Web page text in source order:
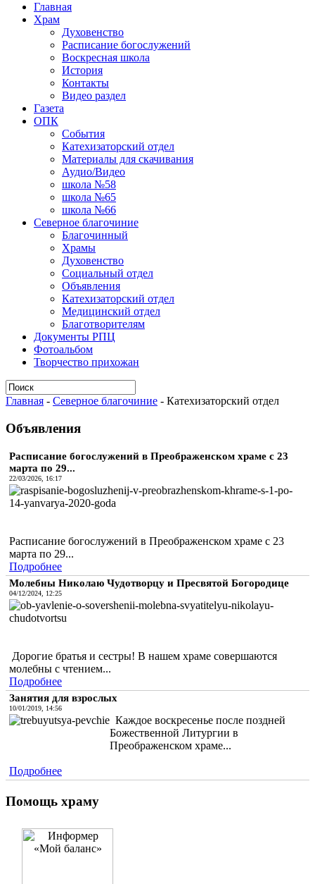
Главная
Храм
Духовенство
Расписание богослужений
Воскресная школа
История
Контакты
Видео раздел
Газета
ОПК
События
Катехизаторский отдел
Материалы для скачивания
Аудио/Видео
школа №58
школа №65
школа №66
Северное благочиние
Благочинный
Храмы
Духовенство
Социальный отдел
Объявления
Катехизаторский отдел
Медицинский отдел
Благотворителям
Документы РПЦ
Фотоальбом
Творчество прихожан
Главная - Северное благочиние - Катехизаторский отдел
Объявления
Расписание богослужений в Преображенском храме с 23
марта по 29...
22/03/2026, 16:17
Расписание богослужений в Преображенском храме с 23
марта по 29...
Подробнее
Молебны Николаю Чудотворцу и Пресвятой Богородице
04/12/2024, 12:25
Дорогие братья и сестры! В нашем храме совершаются
молебны с чтением...
Подробнее
Занятия для взрослых
10/01/2019, 14:56
Каждое воскресенье после поздней
Божественной Литургии в
Преображенском храме...
Подробнее
Помощь храму